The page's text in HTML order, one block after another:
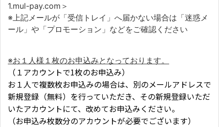
1.mul-pay.com＞
※上記メールが「受信トレイ」へ届かない場合は「迷惑メ
ール」や「プロモーション」などをご確認ください
※お１人様１枚のお申込みとなっております。
（１アカウントで1枚のお申込み）
お１人で複数枚お申込みの場合は、別のメールアドレスで
新規登録（無料）を行っていただき、その新規登録いただ
いたアカウントにて、改めてお申込みください。
（お申込み枚数分のアカウントが必要でございます）